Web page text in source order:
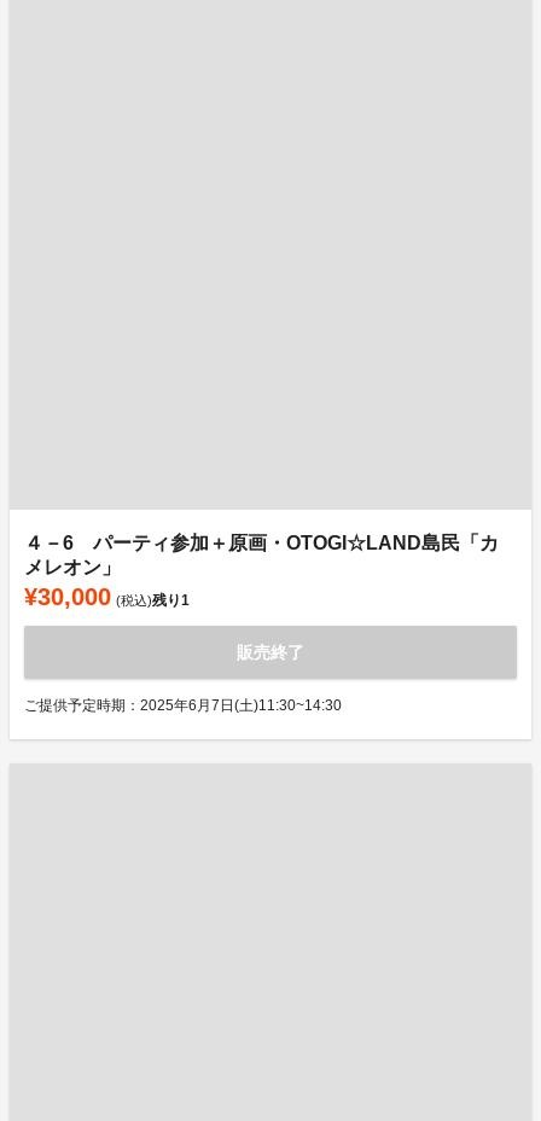
４－6 パーティ参加＋原画・OTOGI☆LAND島民「カ
メレオン」
¥30,000 (税込)残り1
販売終了
ご提供予定時期：2025年6月7日(土)11:30~14:30